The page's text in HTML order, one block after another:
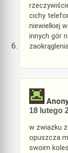
cichy
niewielkiej
innych gór
18 lutego
w zwiazku
opuszcza
swoim